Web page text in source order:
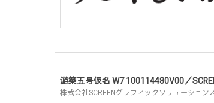
游築五号仮名 W7 100114480V00／
株式会社SCREENグラフィックソリューション